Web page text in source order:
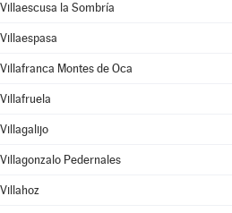
Villaescusa la Sombría
Villaespasa
Villafranca Montes de Oca
Villafruela
Villagalijo
Villagonzalo Pedernales
Villahoz